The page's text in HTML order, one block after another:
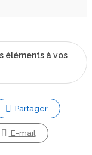
éléments à vos
Partager
E-mail